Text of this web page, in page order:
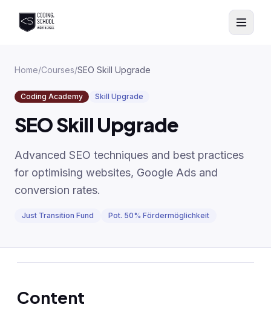
Home/Courses/SEO Skill Upgrade
Coding Academy Skill Upgrade
SEO Skill Upgrade
Advanced SEO techniques and best practices
for optimising websites, Google Ads and
conversion rates.
Just Transition Fund Pot. 50% Fördermöglichkeit
Content